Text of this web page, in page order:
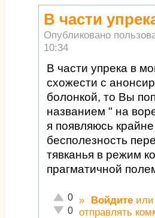
В части
Опубликовано
10:34
В части упрека в
схожести с
болонкой, то Вы
названием " на
я появляюсь
бесполезность
тявканья в режим
прагматичной
Отлично!
0
Неадекватно!
0
» Войдите
отправлять